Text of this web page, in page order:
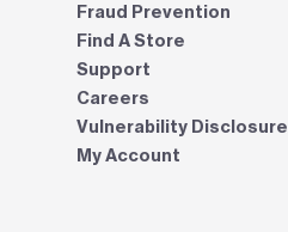
Fraud Prevention
Find A Store
Support
Careers
Vulnerability Disclosure
My Account